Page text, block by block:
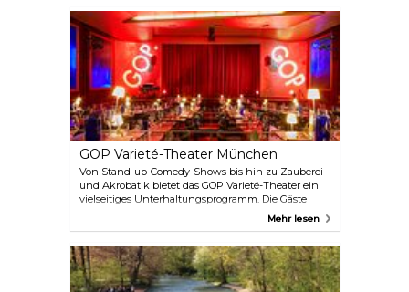
Außenbereich. Eintrittskarten können sowohl im
Museum als auch online erworben werden.
GOP Varieté-Theater München
Von Stand-up-Comedy-Shows bis hin zu Zauberei
und Akrobatik bietet das GOP Varieté-Theater ein
vielseitiges Unterhaltungsprogramm. Die Gäste
können kulinarische Köstlichkeiten im Restaurant
gehen.
Mehr lesen